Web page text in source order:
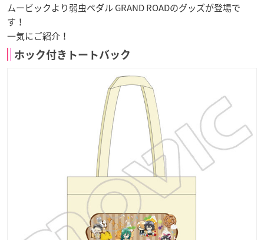
ムービックより弱虫ペダル GRAND ROADのグッズが登場で
す！
一気にご紹介！
ホック付きトートバック